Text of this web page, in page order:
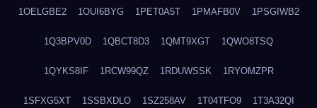
1OELGBE2 1OUI6BYG 1PET0A5T 1PMAFB0V 1PSGIWB2
1Q3BPV0D 1QBCT8D3 1QMT9XGT 1QWO8TSQ
1QYKS8IF 1RCW99QZ 1RDUWSSK 1RYOMZPR
1SFXG5XT 1SSBXDLO 1SZ258AV 1T04TFO9 1T3A32QI